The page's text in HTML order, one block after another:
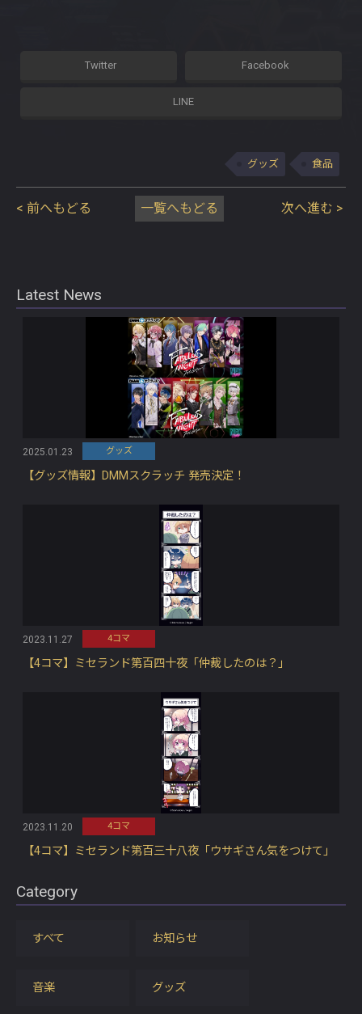
グッズ 食品
< 前へもどる 一覧へもどる 次へ進む >
Latest News
2025.01.23 グッズ
【グッズ情報】DMMスクラッチ 発売決定！
2023.11.27 4コマ
【4コマ】ミセランド第百四十夜「仲裁したのは？」
2023.11.20 4コマ
【4コマ】ミセランド第百三十八夜「ウサギさん気をつけて」
Category
すべて お知らせ
音楽 グッズ